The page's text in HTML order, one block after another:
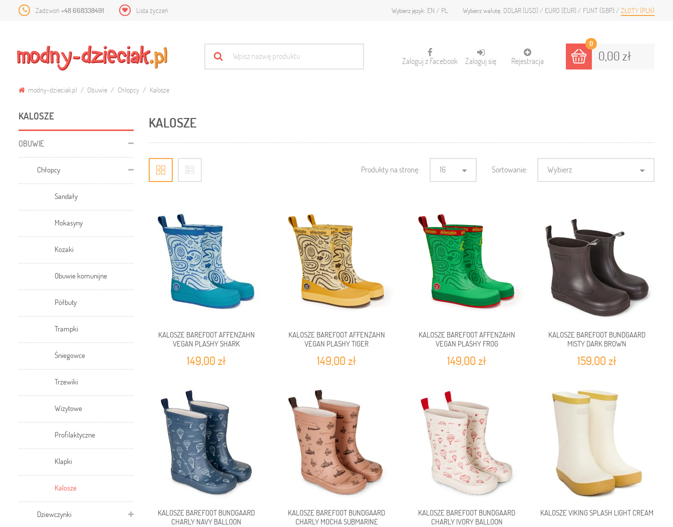
Zadzwoń +48 668338491 Lista życzeń Wybierz walutę: DOLAR (USD) EURO (EUR) FUNT (GBP) ZŁOTY (PLN)
Wybierz język: EN PL
0
0,00 zł
Zaloguj się Rejestracja
Zaloguj z Facebook
modny-dzieciak.pl Obuwie Chłopcy Kalosze
KALOSZE
OBUWIE
Chłopcy
Sandały
Mokasyny
Kozaki
Obuwie komunijne
Półbuty
Trampki
Śniegowce
Trzewiki
Wizytowe
Profilaktyczne
Klapki
Kalosze
Dziewczynki
KALOSZE
Sortowanie: Wybierz
Produkty na stronę: 16
KALOSZE BAREFOOT AFFENZAHN
VEGAN PLASHY SHARK
149,00 zł
KALOSZE BAREFOOT AFFENZAHN
VEGAN PLASHY TIGER
149,00 zł
KALOSZE BAREFOOT AFFENZAHN
VEGAN PLASHY FROG
149,00 zł
KALOSZE BAREFOOT BUNDGAARD
MISTY DARK BROWN
159,00 zł
KALOSZE BAREFOOT BUNDGAARD
CHARLY NAVY BALLOON
KALOSZE BAREFOOT BUNDGAARD
CHARLY MOCHA SUBMARINE
KALOSZE BAREFOOT BUNDGAARD
CHARLY IVORY BALLOON
KALOSZE VIKING SPLASH LIGHT CREAM